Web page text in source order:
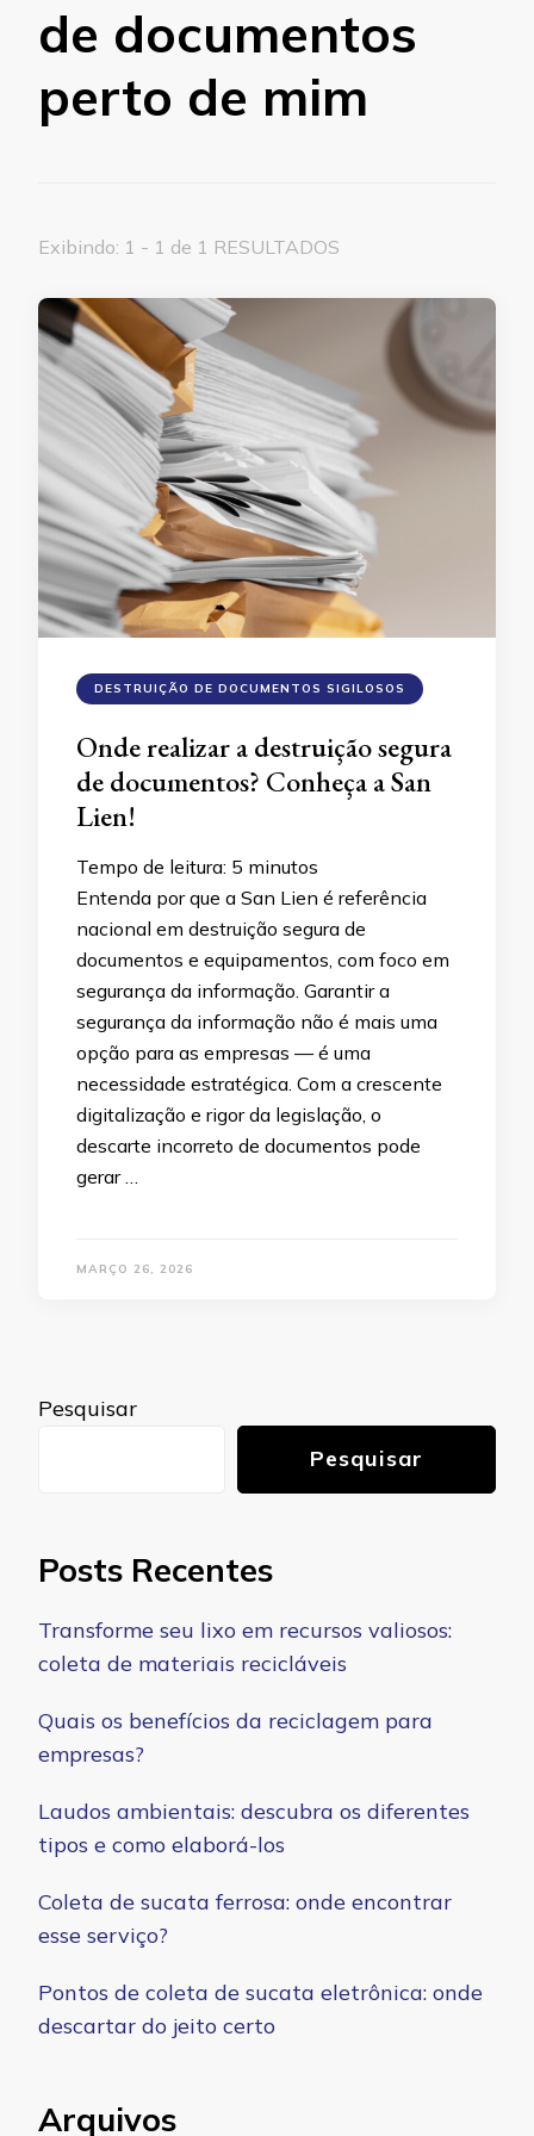
de documentos
perto de mim
Exibindo: 1 - 1 de 1 RESULTADOS
DESTRUIÇÃO DE DOCUMENTOS SIGILOSOS
Onde realizar a destruição segura
de documentos? Conheça a San
Lien!
Tempo de leitura: 5 minutos
Entenda por que a San Lien é referência
nacional em destruição segura de
documentos e equipamentos, com foco em
segurança da informação. Garantir a
segurança da informação não é mais uma
opção para as empresas — é uma
necessidade estratégica. Com a crescente
digitalização e rigor da legislação, o
descarte incorreto de documentos pode
gerar …
MARÇO 26, 2026
Pesquisar
Pesquisar
Posts Recentes
Transforme seu lixo em recursos valiosos:
coleta de materiais recicláveis
Quais os benefícios da reciclagem para
empresas?
Laudos ambientais: descubra os diferentes
tipos e como elaborá-los
Coleta de sucata ferrosa: onde encontrar
esse serviço?
Pontos de coleta de sucata eletrônica: onde
descartar do jeito certo
Arquivos